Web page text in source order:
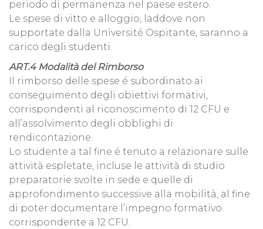
periodo di permanenza nel paese estero.
Le spese di vitto e alloggio, laddove non
supportate dalla Université Ospitante, saranno a
carico degli studenti.
ART.4 Modalità del Rimborso
Il rimborso delle spese é subordinato ai
conseguimento degli obiettivi formativi,
corrispondenti al riconoscimento di 12 CFU e
all’assolvimento degli obblighi di
rendicontazione.
Lo studente a tal fine é tenuto a relazionare sulle
attività espletate, incluse le attività di studio
preparatorie svolte in sede e quelle di
approfondimento successive alla mobilità, al fine
di poter documentare l’impegno formativo
corrispondente a 12 CFU.